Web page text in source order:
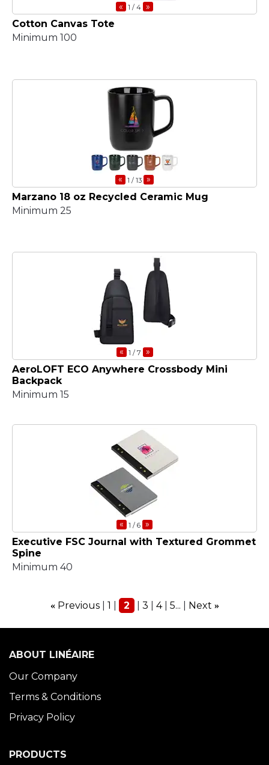
« 1 / 4 »
Cotton Canvas Tote
Minimum 100
« 1 / 13 »
Marzano 18 oz Recycled Ceramic Mug
Minimum 25
« 1 / 7 »
AeroLOFT ECO Anywhere Crossbody Mini
Backpack
Minimum 15
« 1 / 6 »
Executive FSC Journal with Textured Grommet
Spine
Minimum 40
« Previous 1 2 3 4 5... Next »
ABOUT LINÉAIRE
Our Company
Terms & Conditions
Privacy Policy
PRODUCTS